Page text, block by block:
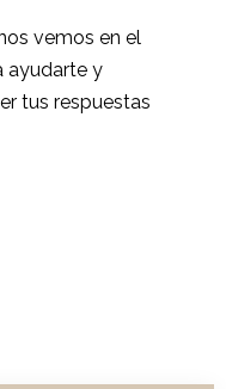
vemos en el
ayudarte y
tus respuestas